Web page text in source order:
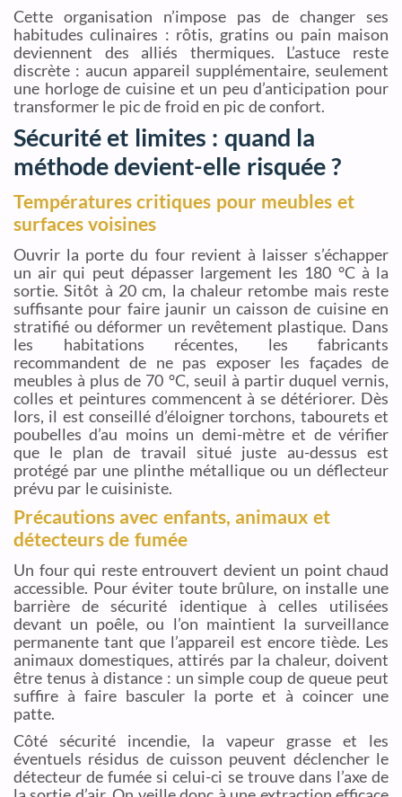
Cette organisation n’impose pas de changer ses
habitudes culinaires : rôtis, gratins ou pain maison
deviennent des alliés thermiques. L’astuce reste
discrète : aucun appareil supplémentaire, seulement
une horloge de cuisine et un peu d’anticipation pour
transformer le pic de froid en pic de confort.
Sécurité et limites : quand la
méthode devient-elle risquée ?
Températures critiques pour meubles et
surfaces voisines
Ouvrir la porte du four revient à laisser s’échapper
un air qui peut dépasser largement les 180 °C à la
sortie. Sitôt à 20 cm, la chaleur retombe mais reste
suffisante pour faire jaunir un caisson de cuisine en
stratifié ou déformer un revêtement plastique. Dans
les habitations récentes, les fabricants
recommandent de ne pas exposer les façades de
meubles à plus de 70 °C, seuil à partir duquel vernis,
colles et peintures commencent à se détériorer. Dès
lors, il est conseillé d’éloigner torchons, tabourets et
poubelles d’au moins un demi-mètre et de vérifier
que le plan de travail situé juste au-dessus est
protégé par une plinthe métallique ou un déflecteur
prévu par le cuisiniste.
Précautions avec enfants, animaux et
détecteurs de fumée
Un four qui reste entrouvert devient un point chaud
accessible. Pour éviter toute brûlure, on installe une
barrière de sécurité identique à celles utilisées
devant un poêle, ou l’on maintient la surveillance
permanente tant que l’appareil est encore tiède. Les
animaux domestiques, attirés par la chaleur, doivent
être tenus à distance : un simple coup de queue peut
suffire à faire basculer la porte et à coincer une
patte.
Côté sécurité incendie, la vapeur grasse et les
éventuels résidus de cuisson peuvent déclencher le
détecteur de fumée si celui-ci se trouve dans l’axe de